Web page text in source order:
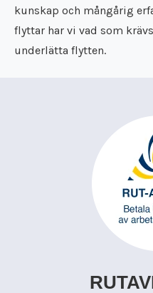
kunskap och mångårig
flyttar har vi vad som
underlätta flytten.